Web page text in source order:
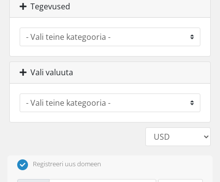
Tegevused
Vali valuuta
Registreeri uus domeen